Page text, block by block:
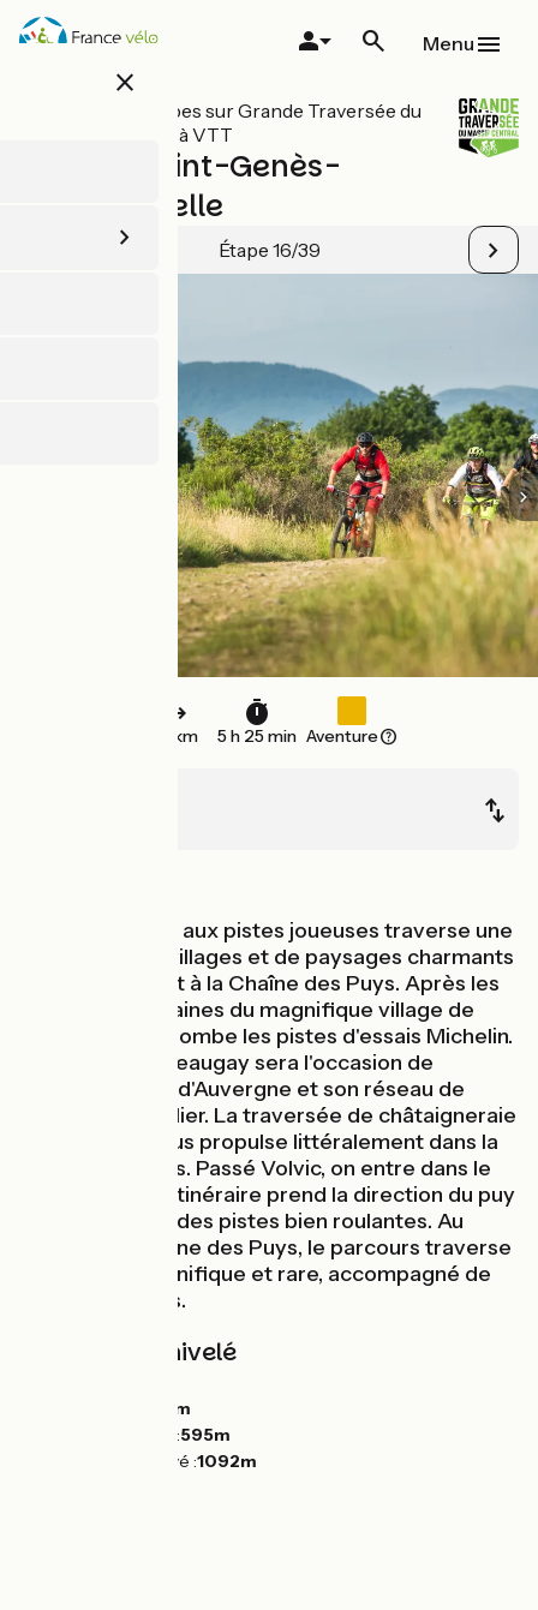
Aller
au
close
Menu
Toutes les étapes sur Grande Traversée du
Massif Central à VTT
Volvic / Saint-Genès-
Champanelle
Étape 16/39
36 km 5 h 25 min Aventure
Ce parcours vtt aux pistes joueuses traverse une
succession de villages et de paysages charmants
qui nous mènent à la Chaîne des Puys. Après les
vergers et fontaines du magnifique village de
Marsat, on surplombe les pistes d'essais Michelin.
L'arrivée à Chateaugay sera l'occasion de
découvrir le vin d'Auvergne et son réseau de
caves si particulier. La traversée de châtaigneraie
de Malauzat nous propulse littéralement dans la
Chaîne des Puys. Passé Volvic, on entre dans le
vif du sujet où l'itinéraire prend la direction du puy
de Chopine sur des pistes bien roulantes. Au
cœur de la Chaîne des Puys, le parcours traverse
une nature magnifique et rare, accompagné de
vues splendides.
Pentes et dénivelé
266m
Point le plus bas :595m
Point le plus élevé :1092m